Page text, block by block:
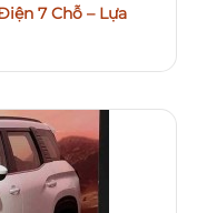
7 Chỗ – Lựa